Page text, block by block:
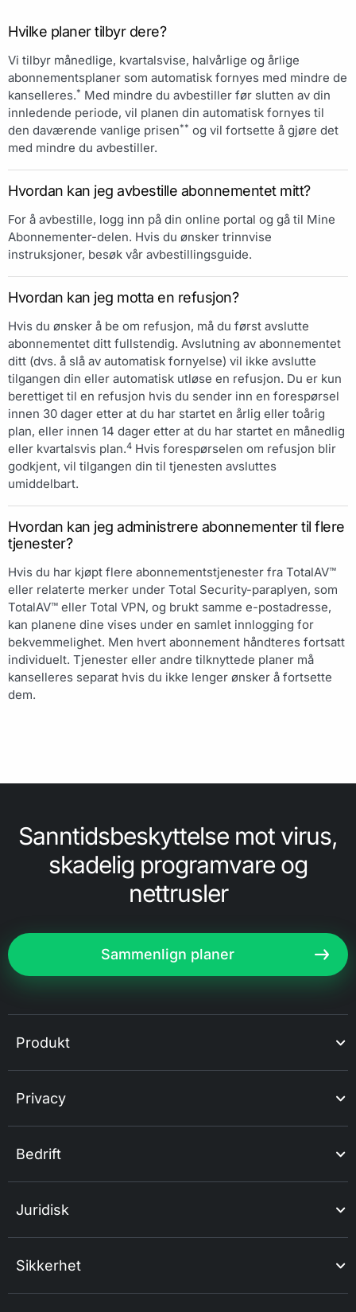
Hvilke planer tilbyr dere?
Vi tilbyr månedlige, kvartalsvise, halvårlige og årlige
abonnementsplaner som automatisk fornyes med mindre de
kanselleres.* Med mindre du avbestiller før slutten av din
innledende periode, vil planen din automatisk fornyes til
den daværende vanlige prisen** og vil fortsette å gjøre det
med mindre du avbestiller.
Hvordan kan jeg avbestille abonnementet mitt?
For å avbestille, logg inn på din online portal og gå til Mine
Abonnementer-delen. Hvis du ønsker trinnvise
instruksjoner, besøk vår avbestillingsguide.
Hvordan kan jeg motta en refusjon?
Hvis du ønsker å be om refusjon, må du først avslutte
abonnementet ditt fullstendig. Avslutning av abonnementet
ditt (dvs. å slå av automatisk fornyelse) vil ikke avslutte
tilgangen din eller automatisk utløse en refusjon. Du er kun
berettiget til en refusjon hvis du sender inn en forespørsel
innen 30 dager etter at du har startet en årlig eller toårig
plan, eller innen 14 dager etter at du har startet en månedlig
eller kvartalsvis plan.4 Hvis forespørselen om refusjon blir
godkjent, vil tilgangen din til tjenesten avsluttes
umiddelbart.
Hvordan kan jeg administrere abonnementer til flere
tjenester?
Hvis du har kjøpt flere abonnementstjenester fra TotalAV™
eller relaterte merker under Total Security-paraplyen, som
TotalAV™ eller Total VPN, og brukt samme e-postadresse,
kan planene dine vises under en samlet innlogging for
bekvemmelighet. Men hvert abonnement håndteres fortsatt
individuelt. Tjenester eller andre tilknyttede planer må
kanselleres separat hvis du ikke lenger ønsker å fortsette
dem.
Sanntidsbeskyttelse mot virus,
skadelig programvare og
nettrusler
Sammenlign planer
Produkt
Privacy
Bedrift
Juridisk
Sikkerhet